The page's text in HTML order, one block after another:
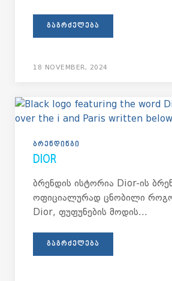
ᲒᲐᲒᲠᲫᲔᲚᲔᲑᲐ
18 NOVEMBER, 2024
ᲑᲠᲔᲜᲓᲘᲜᲒᲘ
DIOR
ბრენდის ისტორია Dior-ის
ოფიციალურად ცნობილი
Dior, ფუფუნების მოდის...
ᲒᲐᲒᲠᲫᲔᲚᲔᲑᲐ